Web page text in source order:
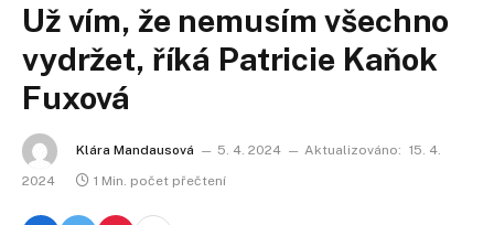
Už vím, že nemusím všechno
vydržet, říká Patricie Kaňok
Fuxová
Klára Mandausová 5. 4. 2024 Aktualizováno: 15. 4.
2024
1 Min. počet přečtení